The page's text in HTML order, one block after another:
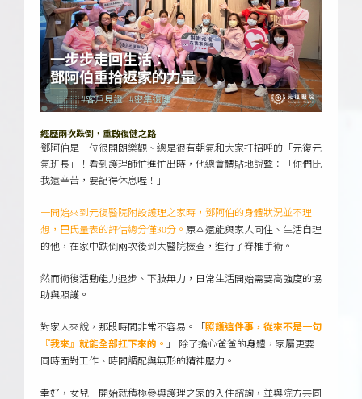
經歷兩次跌倒，重啟復健之路
鄧阿伯是一位很開朗樂觀、總是很有朝氣和大家打招呼的「元復元
氣班長」！看到護理師忙進忙出時，他總會體貼地說聲：「你們比
我還辛苦，要記得休息喔！」
一開始來到元復醫院附設護理之家時，鄧阿伯的身體狀況並不理
想，巴氏量表的評估總分僅30分。 原本還能與家人同住、生活自理
的他，在家中跌倒兩次後到大醫院檢查，進行了脊椎手術。
然而術後活動能力退步、下肢無力，日常生活開始需要高強度的協
助與照護。
對家人來說，那段時間非常不容易。「照護這件事，從來不是一句
『我來』就能全部扛下來的。 」 除了擔心爸爸的身體，家屬更要
同時面對工作、時間調配與無形的精神壓力。
幸好，女兒一開始就積極參與護理之家的入住諮詢，並與院方共同